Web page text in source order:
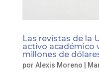
Las revistas de la
activo académico
millones de
por Alexis Moreno